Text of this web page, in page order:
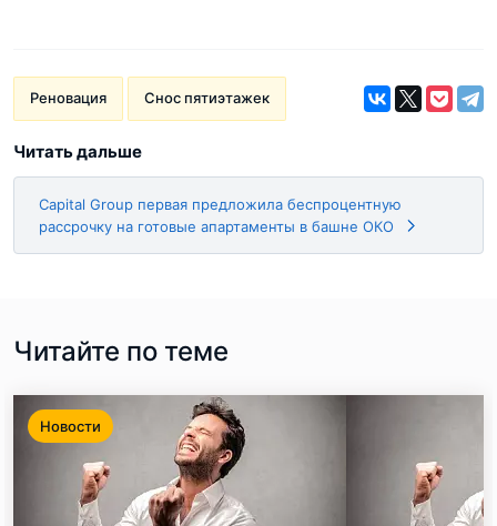
Реновация Снос пятиэтажек
Читать дальше
Capital Group первая предложила беспроцентную
рассрочку на готовые апартаменты в башне ОКО
Читайте по теме
Новости